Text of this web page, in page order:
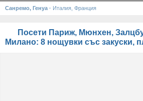
Санремо, Генуа · Италия, Франция
Посети Париж, Мюнхен,
Милано: 8 нощувки със закуски,